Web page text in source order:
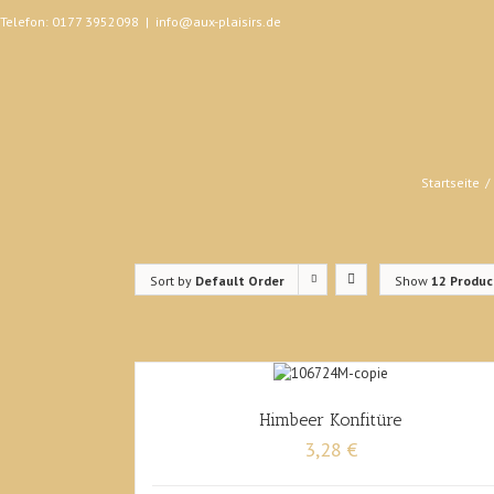
Telefon: 0177 3952098 | info@aux-plaisirs.de
Startseite
Sort by Default Order Show 12
Himbeer Konfitüre
3,28 €